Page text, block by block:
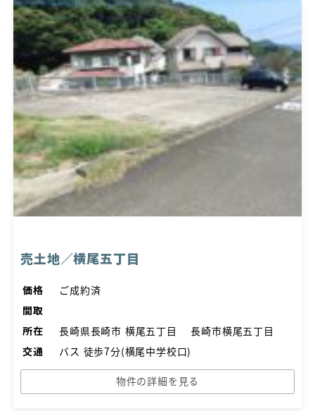
売土地／横尾五丁目
価格
ご成約済
間取
所在
長崎県長崎市 横尾五丁目 長崎市横尾五丁目
交通
バス 徒歩7分(横尾中学校口)
物件の詳細を見る